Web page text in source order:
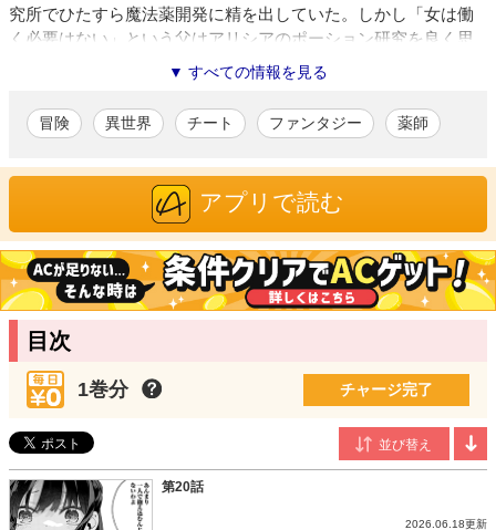
究所でひたすら魔法薬開発に精を出していた。しかし「女は働
く必要はない」という父はアリシアのポーション研究を良く思
っておらず、研究所を爆破した上、彼女を領地から追放してし
まう。途方に暮れるアリシア。だが彼女の持つ【調合EX】は、
大陸で二人といない超レアスキル！ そのスキルをフル活用し
て難題を乗り越えてゆく。一方、アリシアを失ったため、魔物
ンスターが現れ……大人気ファンタジーが待望のコミカライズ!!
野山かける/漫画
東京都出身。
筆も足も遅いが、パン食い競争では１位を取る、将来有望な気鋭
の作家。
「ぽんこつ陰陽師あやかし縁起」にてコミカライズ作画、連載デ
ビュー。
ヒツキノドカ /原作
愛知県在住。『泣いて謝られても教会には戻りません!～追放され
た元聖女候補ですが、同じく追放された「剣神」さまと意気投合
したので第二の人生を始めてます～』にて、アルファポリス「第
13回ファンタジー小説大賞」大賞受賞。何もないフローリングの
部屋でごろごろするのが好き。
▼ すべての情報を見る
冒険 異世界 チート ファンタジー 薬師
アプリで読む
目次
1巻分 チャージ完了
第20話
2026.06.18更新